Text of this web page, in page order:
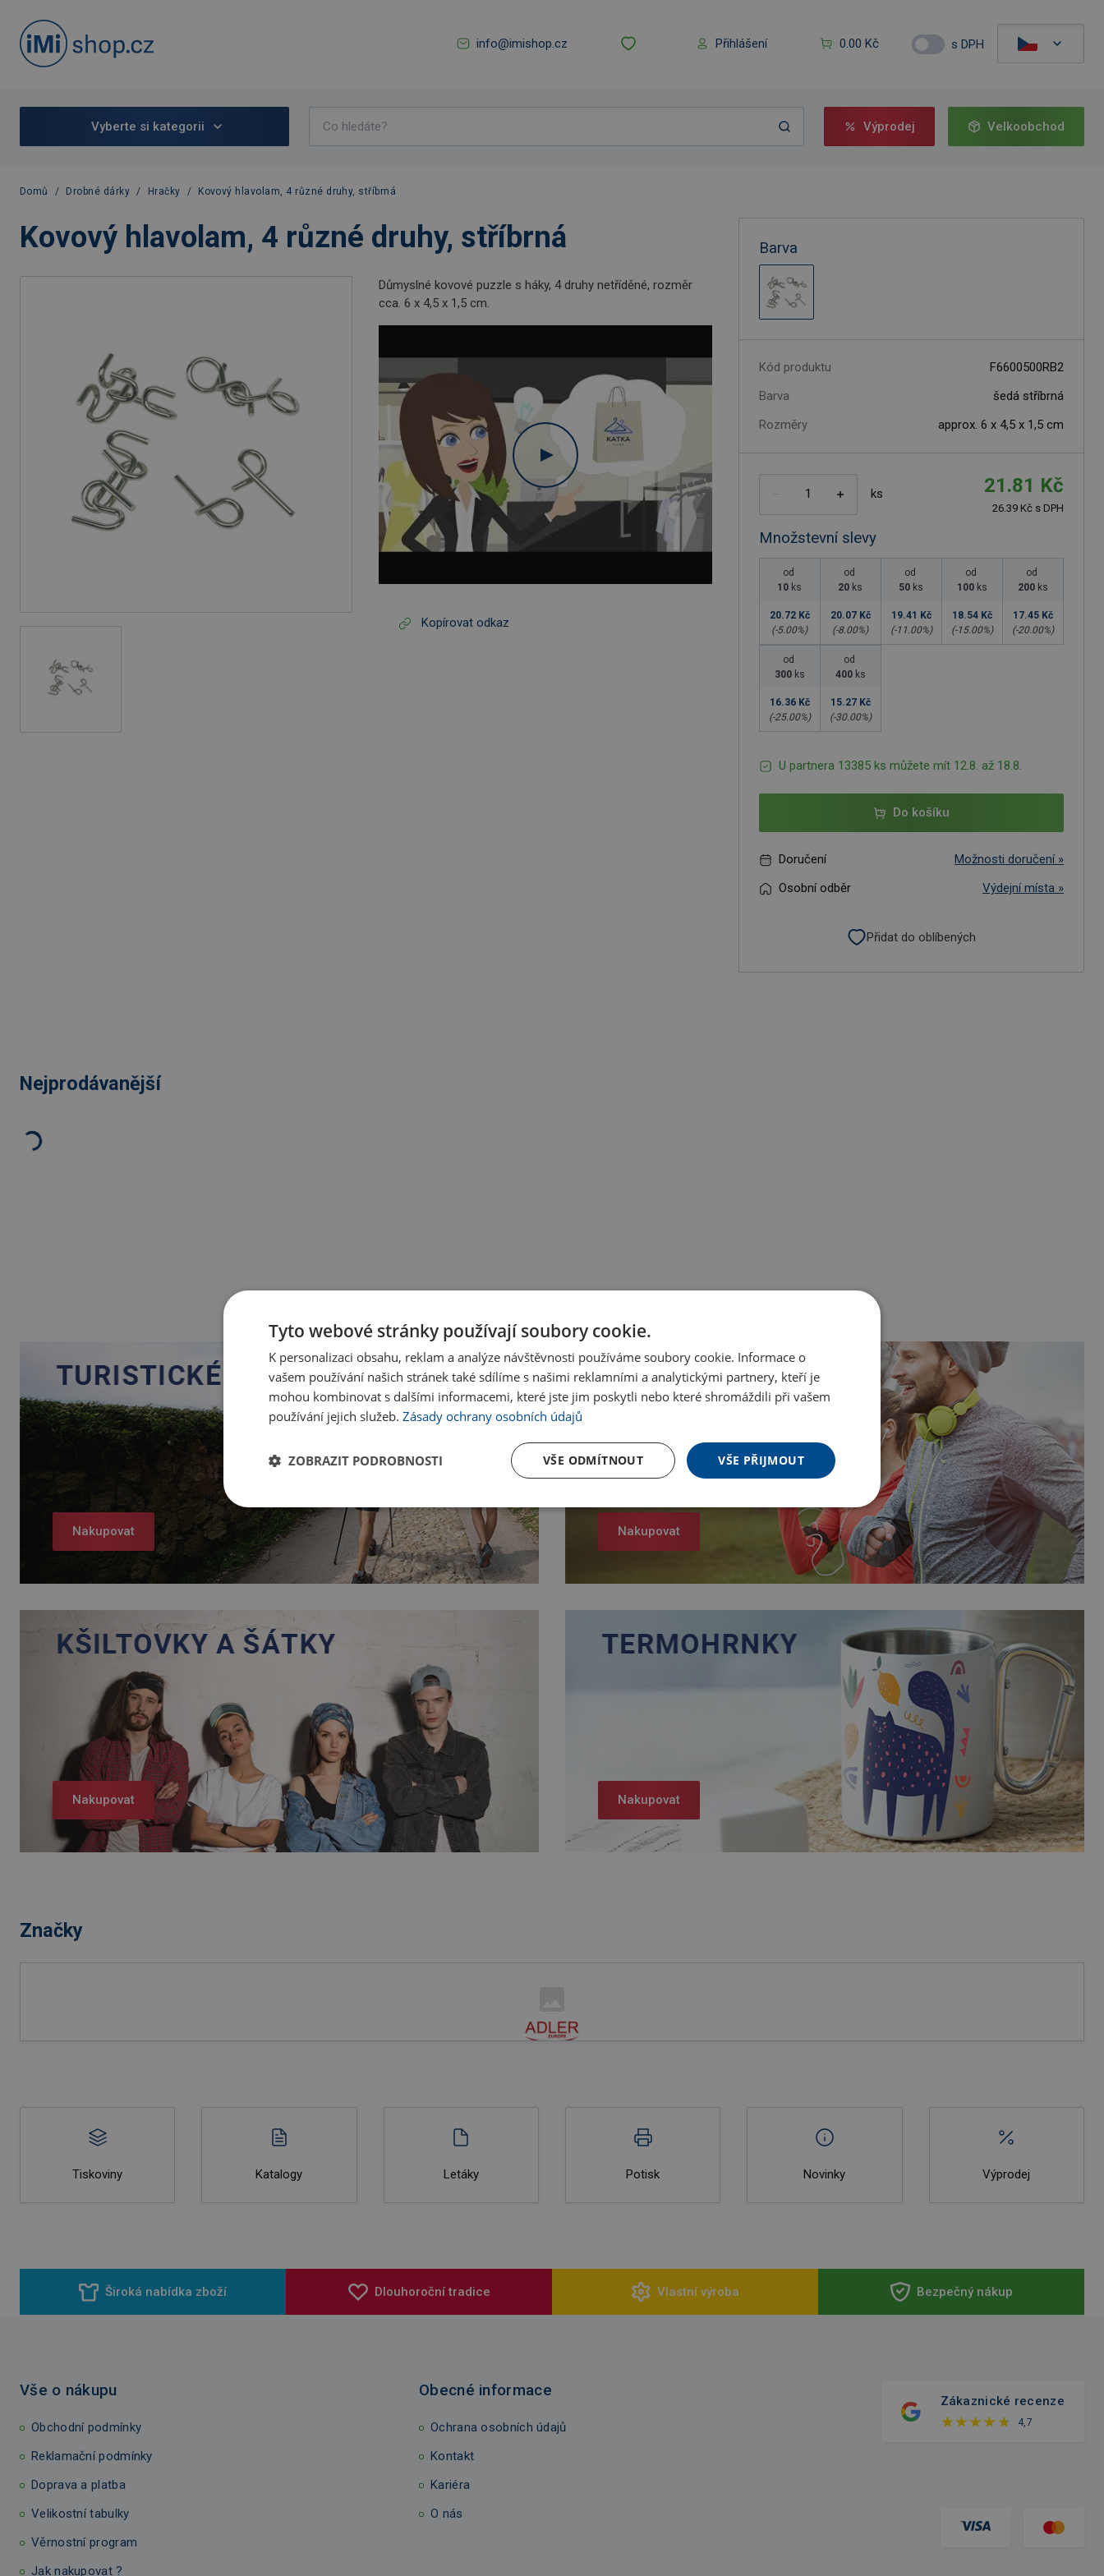
info@imishop.cz Přihlášení 0.00 Kč s DPH
Vyberte si kategorii Výprodej Velkoobchod
Domů / Drobné dárky / Hračky / Kovový hlavolam, 4 různé druhy, stříbrná
Kovový hlavolam, 4 různé druhy, stříbrná
Důmyslné kovové puzzle s háky, 4 druhy netříděné, rozměr
cca. 6 x 4,5 x 1,5 cm.
Kopírovat odkaz
Barva
Kód produktu
F6600500RB2
Barva
šedá stříbrná
Rozměry
approx. 6 x 4,5 x 1,5 cm
ks 21.81 Kč
26.39 Kč s DPH
Množstevní slevy
od
10 ks
20.72 Kč
(-5.00%)
od
20 ks
20.07 Kč
(-8.00%)
od
50 ks
19.41 Kč
(-11.00%)
od
100 ks
18.54 Kč
(-15.00%)
od
200 ks
17.45 Kč
(-20.00%)
od
300 ks
16.36 Kč
(-25.00%)
od
400 ks
15.27 Kč
(-30.00%)
U partnera 13385 ks můžete mít 12.8. až 18.8.
Do košíku
Doručení
Možnosti doručení »
Osobní odběr
Výdejní místa »
Přidat do oblíbených
Nejprodávanější
Nakupovat Nakupovat
Nakupovat Nakupovat
Značky
Tiskoviny Katalogy Letáky Potisk Novinky Výprodej
Široká nabídka zboží Dlouhoroční tradice Vlastní výroba Bezpečný nákup
Vše o nákupu
Obchodní podmínky
Reklamační podmínky
Doprava a platba
Velikostní tabulky
Věrnostní program
Jak nakupovat ?
Obecné informace
Ochrana osobních údajů
Kontakt
Kariéra
O nás
Zákaznické recenze
4,7
Tyto webové stránky používají soubory cookie.
K personalizaci obsahu, reklam a analýze návštěvnosti používáme soubory cookie. Informace o
vašem používání našich stránek také sdílíme s našimi reklamními a analytickými partnery, kteří je
mohou kombinovat s dalšími informacemi, které jste jim poskytli nebo které shromáždili při vašem
používání jejich služeb. Zásady ochrany osobních údajů
VŠE PŘIJMOUT
VŠE ODMÍTNOUT
ZOBRAZIT PODROBNOSTI